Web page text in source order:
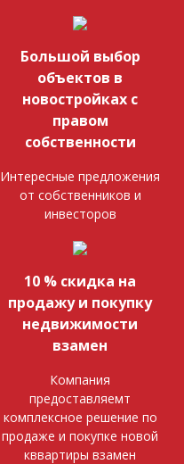
Большой выбор
объектов в
новостройках с
правом
собственности
Интересные предложения
от собственников и
инвесторов
10 % скидка на
продажу и покупку
недвижимости
взамен
Компания
предоставляемт
комплексное решение по
продаже и покупке новой
кввартиры взамен